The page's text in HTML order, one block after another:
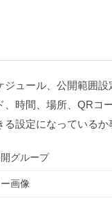
ュール、公開範囲
時間、場所、QRコ
設定になっているか
グループ
画像